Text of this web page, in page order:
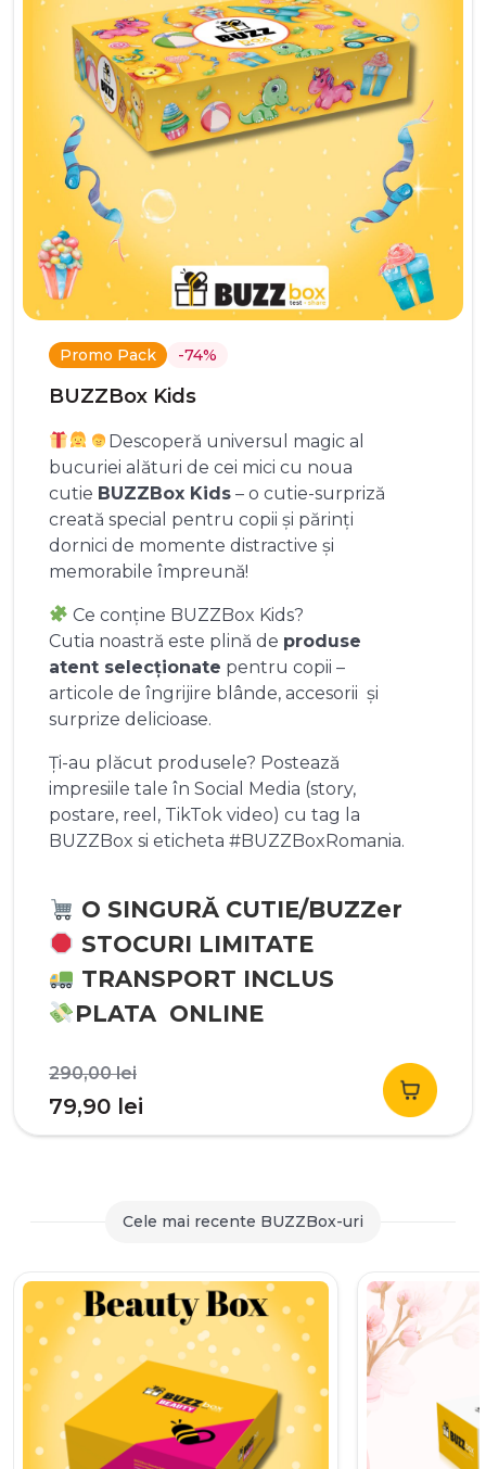
Promo Pack -74%
BUZZBox Kids
Descoperă universul magic al
bucuriei alături de cei mici cu noua
cutie BUZZBox Kids – o cutie-surpriză
creată special pentru copii și părinți
dornici de momente distractive și
memorabile împreună!
Ce conține BUZZBox Kids?
Cutia noastră este plină de produse
atent selecționate pentru copii –
articole de îngrijire blânde, accesorii și
surprize delicioase.
Ți-au plăcut produsele? Postează
impresiile tale în Social Media (story,
postare, reel, TikTok video) cu tag la
BUZZBox si eticheta #BUZZBoxRomania.
O SINGURĂ CUTIE/BUZZer
STOCURI LIMITATE
TRANSPORT INCLUS
PLATA ONLINE
290,00leiPrețul
inițial
a
290,00 lei.
79,90 lei
curent
79,90 lei.
Cele mai recente BUZZBox-uri